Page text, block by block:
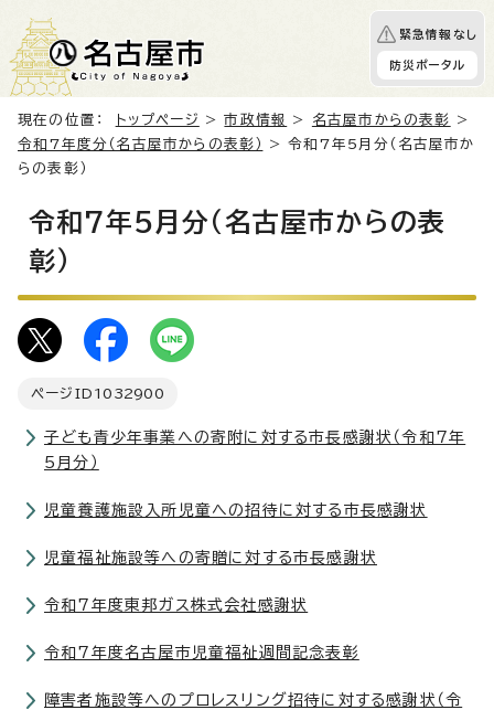
緊急情報なし
防災ポータル
現在の位置： トップページ >市政情報 > 名古屋市からの表彰
>
令和7年度分（名古屋市からの表彰）
> 令和7年5月分（名古屋市か
らの表彰）
令和7年5月分（名古屋市からの表
彰）
ページID 1032900
子ども青少年事業への寄附に対する市長感謝状（令和7年
5月分）
児童養護施設入所児童への招待に対する市長感謝状
児童福祉施設等への寄贈に対する市長感謝状
令和7年度東邦ガス株式会社感謝状
令和7年度名古屋市児童福祉週間記念表彰
障害者施設等へのプロレスリング招待に対する感謝状（令